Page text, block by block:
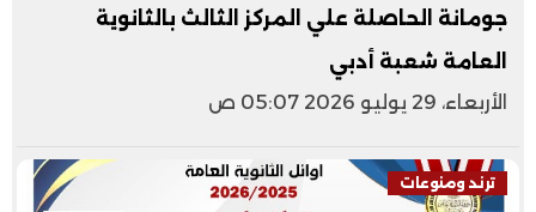
جومانة الحاصلة علي المركز الثالث بالثانوية
العامة شعبة أدبي
الأربعاء، 29 يوليو 2026 05:07 ص
ترند ومنوعات